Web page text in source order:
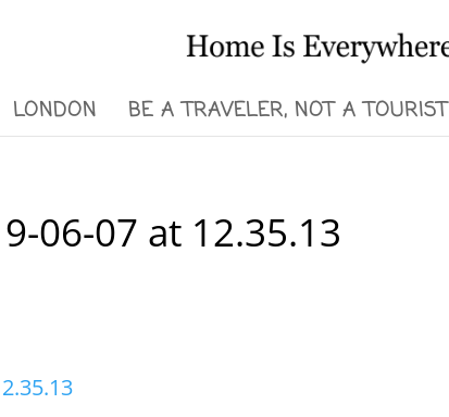
LONDON BE A TRAVELER, NOT A TOURIST
06-07 at 12.35.13